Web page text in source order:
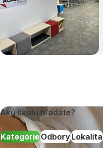
Akú školu hľadáte?
KategórieOdboryLokalita